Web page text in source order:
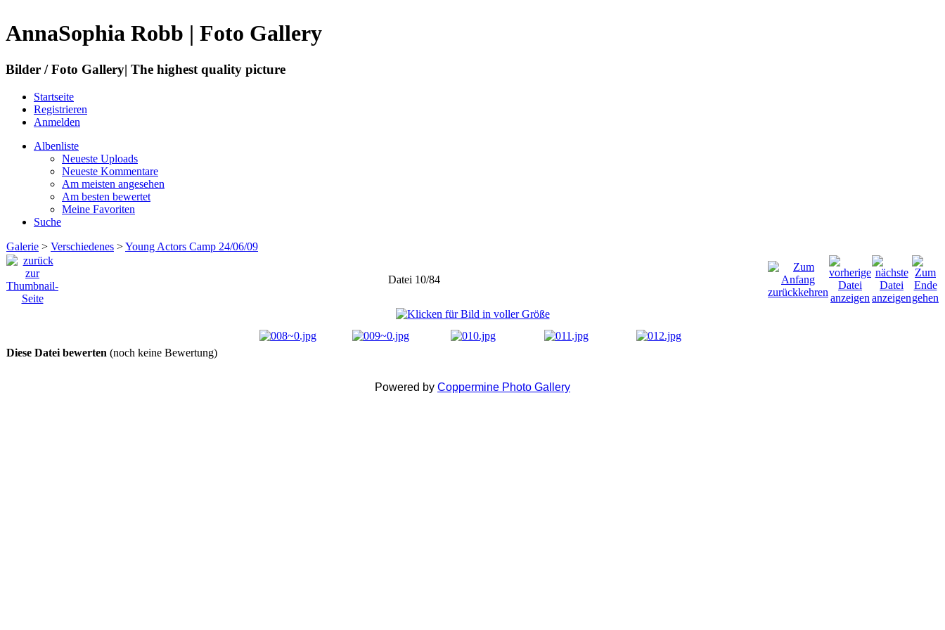
AnnaSophia Robb | Foto Gallery
Bilder / Foto Gallery| The highest quality picture
Startseite
Registrieren
Anmelden
Albenliste
Neueste Uploads
Neueste Kommentare
Am meisten angesehen
Am besten bewertet
Meine Favoriten
Suche
Galerie > Verschiedenes >Young Actors Camp 24/06/09
Datei 10/84
Diese Datei bewerten (noch keine Bewertung)
Powered by Coppermine Photo Gallery